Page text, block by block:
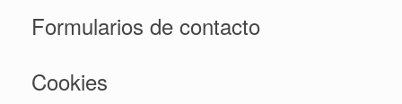
Formularios de contacto
Cookies